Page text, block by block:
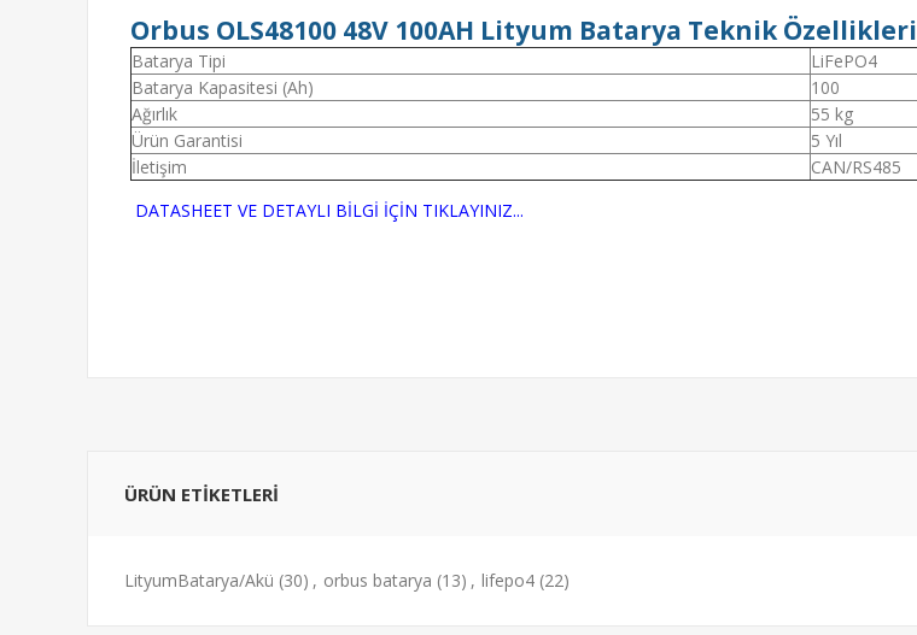
Orbus OLS48100 48V 100AH Lityum Batarya Teknik Özellikleri
Batarya Tipi
LiFePO4
Batarya Kapasitesi (Ah)
100
Ağırlık
55 kg
Ürün Garantisi
5 Yıl
İletişim
CAN/RS485
DATASHEET VE DETAYLI BİLGİ İÇİN TIKLAYINIZ...
ÜRÜN ETIKETLERI
LityumBatarya/Akü (30) , orbus batarya (13) , lifepo4 (22)